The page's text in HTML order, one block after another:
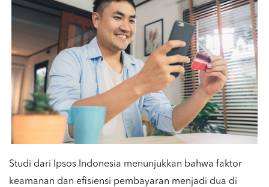
Studi dari Ipsos Indonesia menunjukkan bahwa faktor
keamanan dan efisiensi pembayaran menjadi dua di